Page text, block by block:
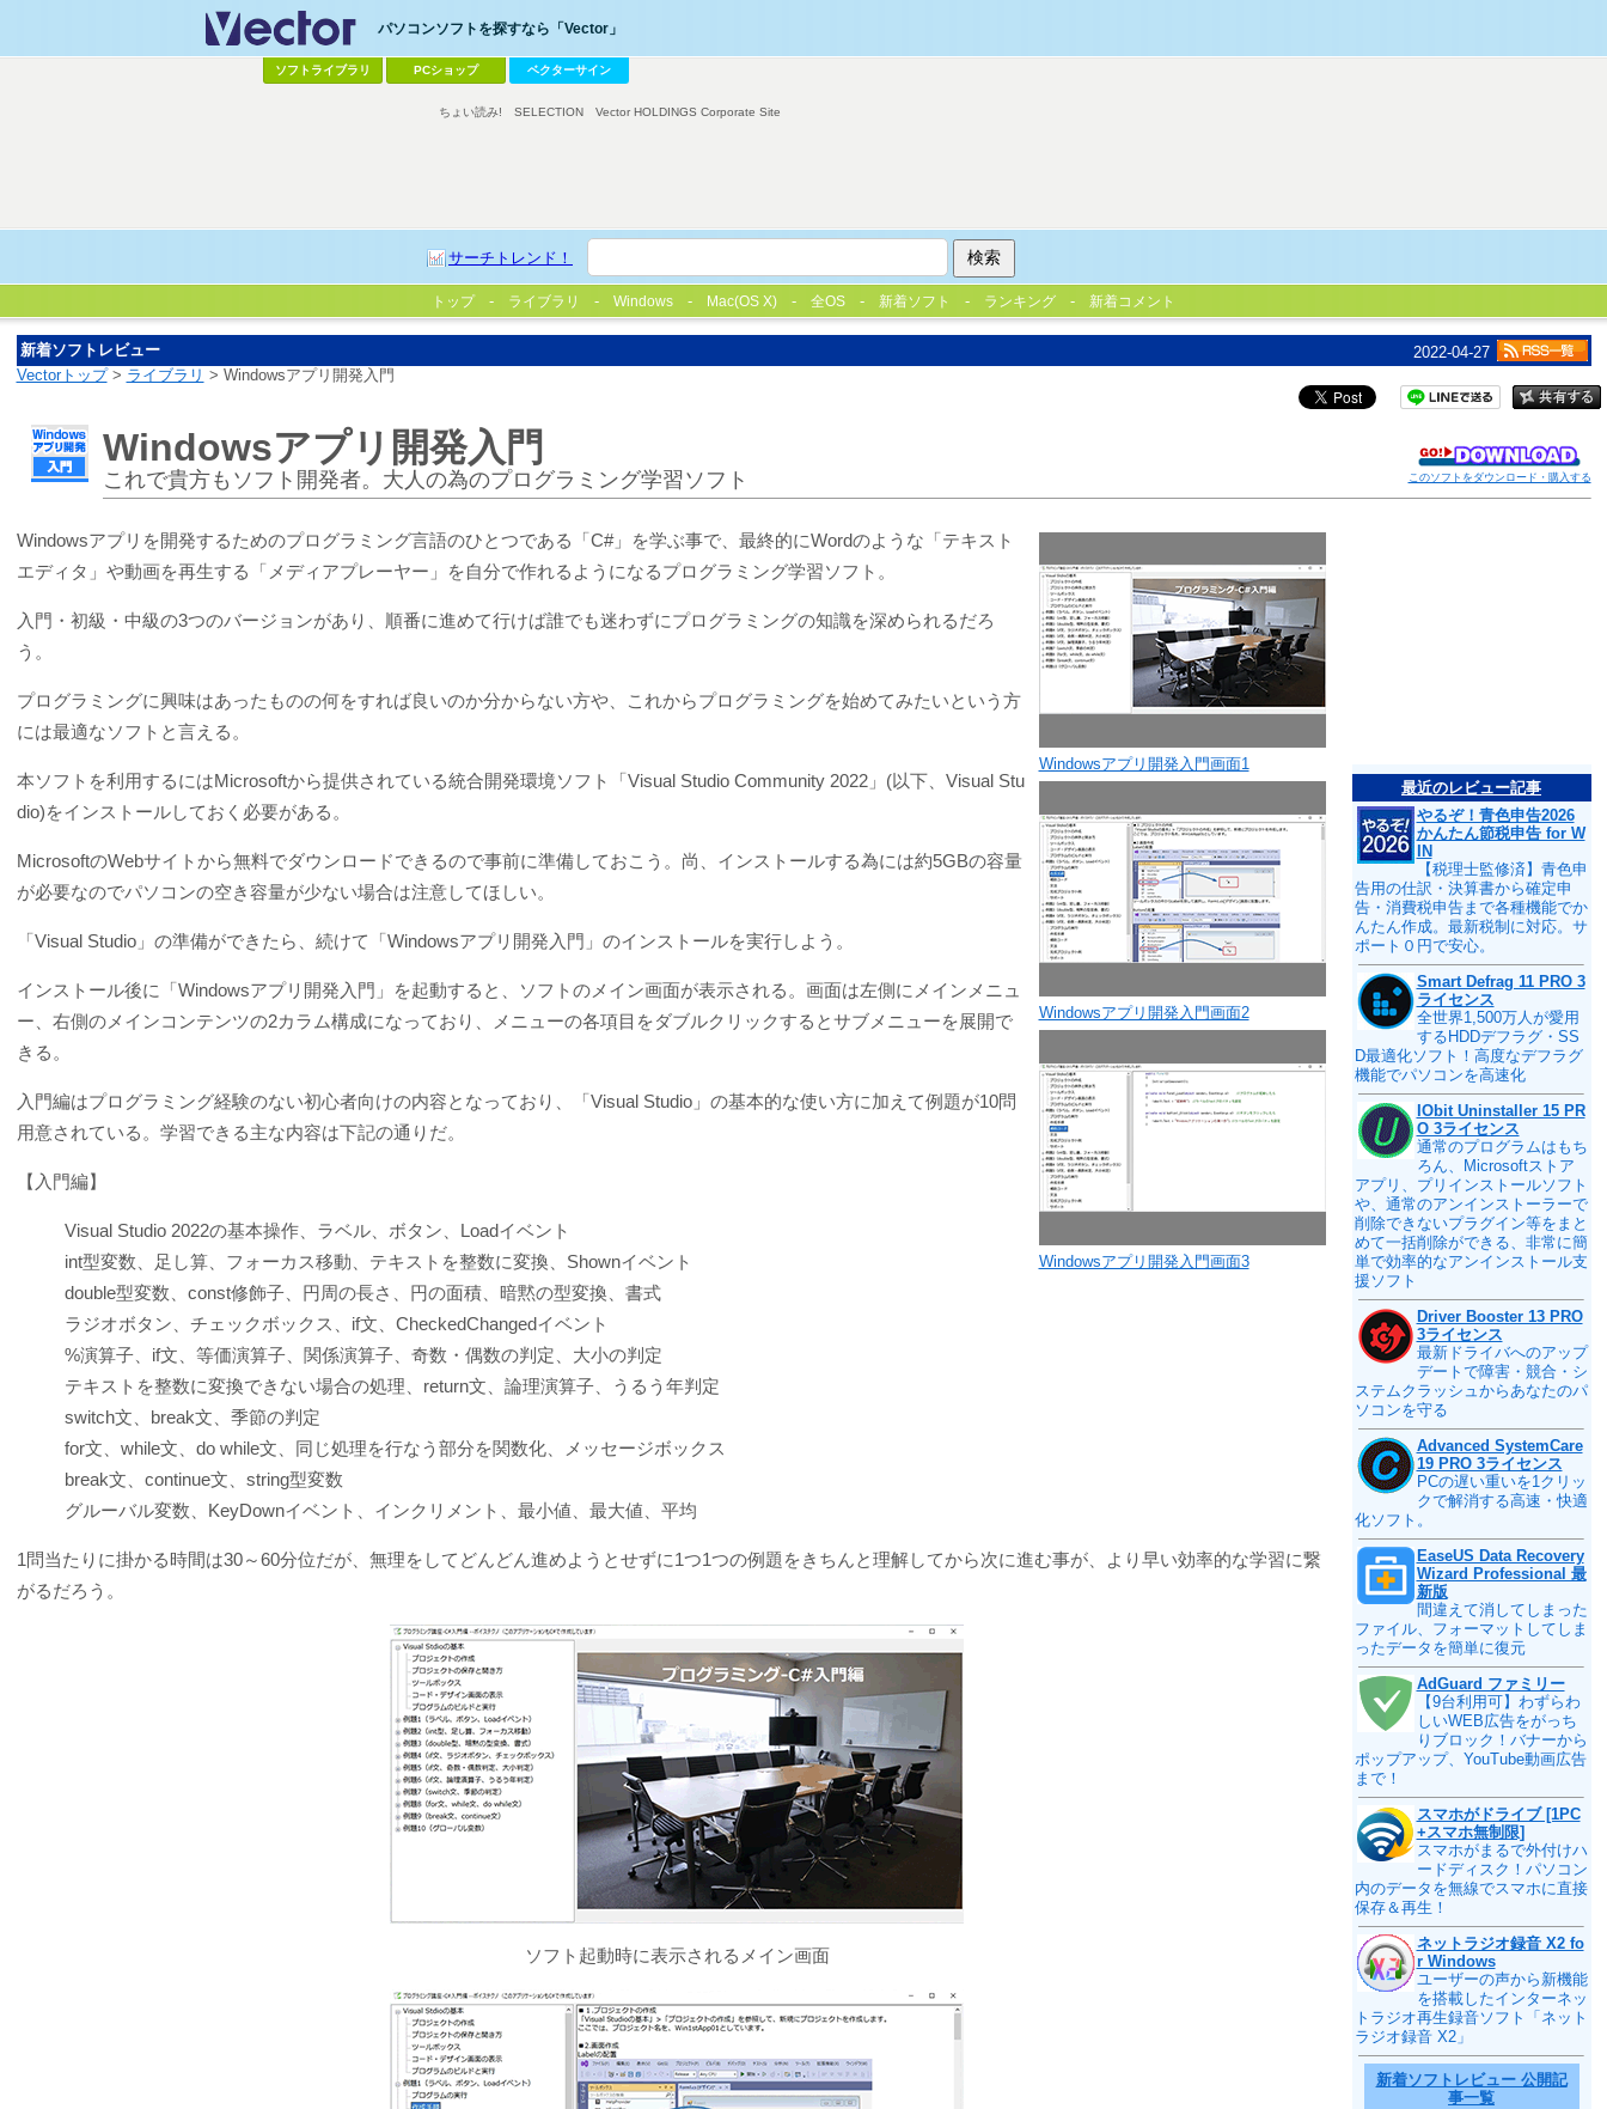
パソコンソフトを探すなら「Vector」
ソフトライブラリ PCショップ ベクターサイン
サーチトレンド！
ちょい読み! SELECTION Vector HOLDINGS Corporate Site
トップ ライブラリ Windows Mac(OS X) 全OS 新着ソフト ランキング 新着コメント
新着ソフトレビュー
2022-04-27
Vectorトップ> ライブラリ > Windowsアプリ開発入門
このソフトをダウンロード・購入する
Windowsアプリ開発入門
これで貴方もソフト開発者。大人の為のプログラミング学習ソフト
Windowsアプリ開発入門画面1
Windowsアプリ開発入門画面2
Windowsアプリ開発入門画面3
Windowsアプリを開発するためのプログラミング言語のひとつである「C#」を学ぶ事で、最終的にWordのような「テキスト
エディタ」や動画を再生する「メディアプレーヤー」を自分で作れるようになるプログラミング学習ソフト。
入門・初級・中級の3つのバージョンがあり、順番に進めて行けば誰でも迷わずにプログラミングの知識を深められるだろ
う。
プログラミングに興味はあったものの何をすれば良いのか分からない方や、これからプログラミングを始めてみたいという方
には最適なソフトと言える。
本ソフトを利用するにはMicrosoftから提供されている統合開発環境ソフト「Visual Studio Community 2022」(以下、Visual Stu
dio)をインストールしておく必要がある。
MicrosoftのWebサイトから無料でダウンロードできるので事前に準備しておこう。尚、インストールする為には約5GBの容量
が必要なのでパソコンの空き容量が少ない場合は注意してほしい。
「Visual Studio」の準備ができたら、続けて「Windowsアプリ開発入門」のインストールを実行しよう。
インストール後に「Windowsアプリ開発入門」を起動すると、ソフトのメイン画面が表示される。画面は左側にメインメニュ
ー、右側のメインコンテンツの2カラム構成になっており、メニューの各項目をダブルクリックするとサブメニューを展開で
きる。
入門編はプログラミング経験のない初心者向けの内容となっており、「Visual Studio」の基本的な使い方に加えて例題が10問
用意されている。学習できる主な内容は下記の通りだ。
【入門編】
Visual Studio 2022の基本操作、ラベル、ボタン、Loadイベント
int型変数、足し算、フォーカス移動、テキストを整数に変換、Shownイベント
double型変数、const修飾子、円周の長さ、円の面積、暗黙の型変換、書式
ラジオボタン、チェックボックス、if文、CheckedChangedイベント
%演算子、if文、等価演算子、関係演算子、奇数・偶数の判定、大小の判定
テキストを整数に変換できない場合の処理、return文、論理演算子、うるう年判定
switch文、break文、季節の判定
for文、while文、do while文、同じ処理を行なう部分を関数化、メッセージボックス
break文、continue文、string型変数
グルーバル変数、KeyDownイベント、インクリメント、最小値、最大値、平均
1問当たりに掛かる時間は30～60分位だが、無理をしてどんどん進めようとせずに1つ1つの例題をきちんと理解してから次に進む事が、より早い効率的な学習に繋
がるだろう。
ソフト起動時に表示されるメイン画面
最近のレビュー記事
やるぞ！青色申告2026
かんたん節税申告 for W
IN
【税理士監修済】青色申
告用の仕訳・決算書から確定申
告・消費税申告まで各種機能でか
んたん作成。最新税制に対応。サ
ポート０円で安心。
Smart Defrag 11 PRO 3
ライセンス
全世界1,500万人が愛用
するHDDデフラグ・SS
D最適化ソフト！高度なデフラグ
機能でパソコンを高速化
IObit Uninstaller 15 PR
O 3ライセンス
通常のプログラムはもち
ろん、Microsoftストア
アプリ、プリインストールソフト
や、通常のアンインストーラーで
削除できないプラグイン等をまと
めて一括削除ができる、非常に簡
単で効率的なアンインストール支
援ソフト
Driver Booster 13 PRO
3ライセンス
最新ドライバへのアップ
デートで障害・競合・シ
ステムクラッシュからあなたのパ
ソコンを守る
Advanced SystemCare
19 PRO 3ライセンス
PCの遅い重いを1クリッ
クで解消する高速・快適
化ソフト。
EaseUS Data Recovery
Wizard Professional 最
新版
間違えて消してしまった
ファイル、フォーマットしてしま
ったデータを簡単に復元
AdGuard ファミリー
【9台利用可】わずらわ
しいWEB広告をがっち
りブロック！バナーから
ポップアップ、YouTube動画広告
まで！
スマホがドライブ [1PC
+スマホ無制限]
スマホがまるで外付けハ
ードディスク！パソコン
内のデータを無線でスマホに直接
保存＆再生！
ネットラジオ録音 X2 fo
r Windows
ユーザーの声から新機能
を搭載したインターネッ
トラジオ再生録音ソフト「ネット
ラジオ録音 X2」
新着ソフトレビュー 公開記
事一覧